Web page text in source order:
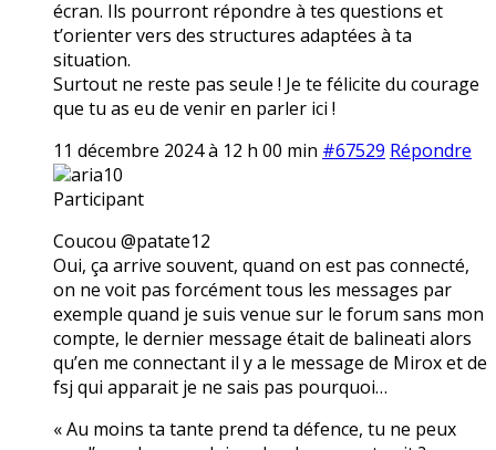
écran. Ils pourront répondre à tes questions et
t’orienter vers des structures adaptées à ta
situation.
Surtout ne reste pas seule ! Je te félicite du courage
que tu as eu de venir en parler ici !
11 décembre 2024 à 12 h 00 min #67529 Répondre
aria10
Participant
Coucou @patate12
Oui, ça arrive souvent, quand on est pas connecté,
on ne voit pas forcément tous les messages par
exemple quand je suis venue sur le forum sans mon
compte, le dernier message était de balineati alors
qu’en me connectant il y a le message de Mirox et de
fsj qui apparait je ne sais pas pourquoi…
« Au moins ta tante prend ta défence, tu ne peux